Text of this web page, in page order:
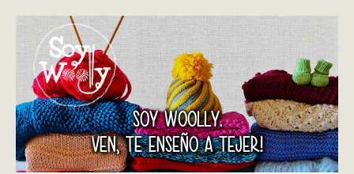
SOY WOOLLY.
VEN, TE ENSEÑO A TEJER!